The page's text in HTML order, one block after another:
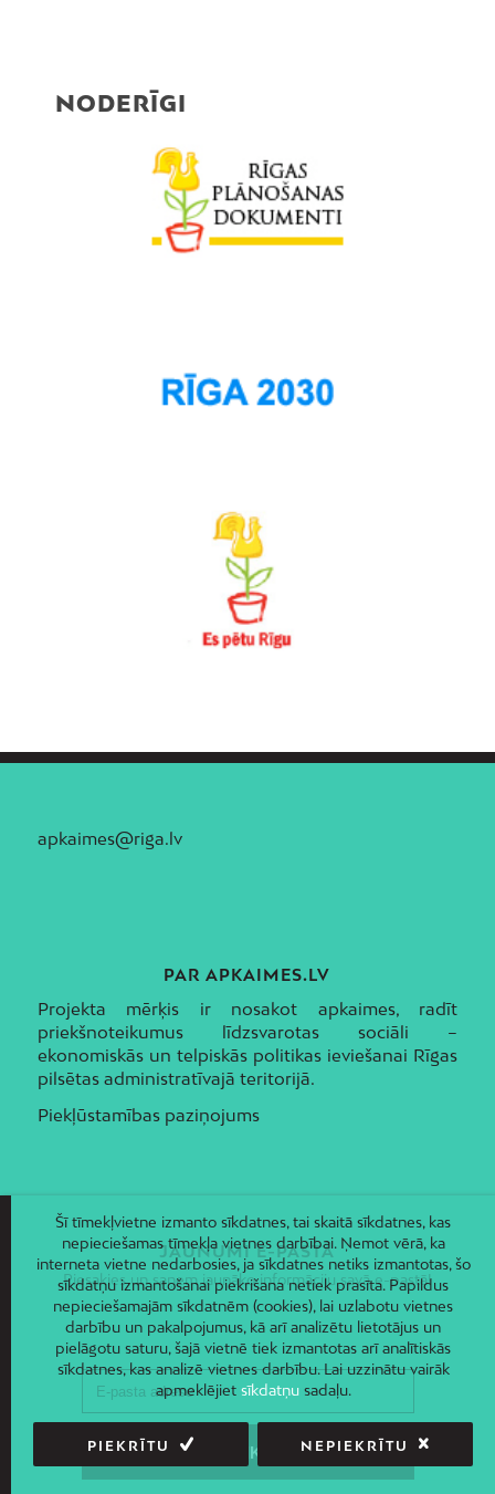
NODERĪGI
apkaimes@riga.lv
PAR APKAIMES.LV
Projekta mērķis ir nosakot apkaimes, radīt
priekšnoteikumus līdzsvarotas sociāli –
ekonomiskās un telpiskās politikas ieviešanai Rīgas
pilsētas administratīvajā teritorijā.
Piekļūstamības paziņojums
JAUNUMI E-PASTĀ
Piesakies un saņem jaunāko informāciju savā e-pastā!
Šī tīmekļvietne izmanto sīkdatnes, tai skaitā sīkdatnes, kas
nepieciešamas tīmekļa vietnes darbībai. Ņemot vērā, ka
interneta vietne nedarbosies, ja sīkdatnes netiks izmantotas, šo
sīkdatņu izmantošanai piekrišana netiek prasīta. Papildus
nepieciešamajām sīkdatnēm (cookies), lai uzlabotu vietnes
darbību un pakalpojumus, kā arī analizētu lietotājus un
pielāgotu saturu, šajā vietnē tiek izmantotas arī analītiskās
sīkdatnes, kas analizē vietnes darbību. Lai uzzinātu vairāk
apmeklējiet sīkdatņusadaļu.
PIEKRĪTU NEPIEKRĪTU